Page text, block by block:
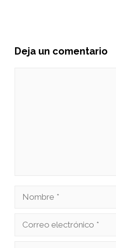
Deja un comentario
Nombre
Correo